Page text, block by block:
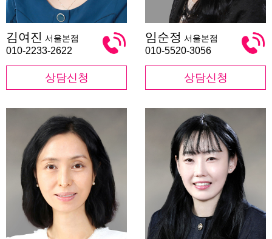
여
진
김여진 서울본점
010-2233-2622
상담신청
순
정
임순정 서울본점
010-5520-3056
상담신청